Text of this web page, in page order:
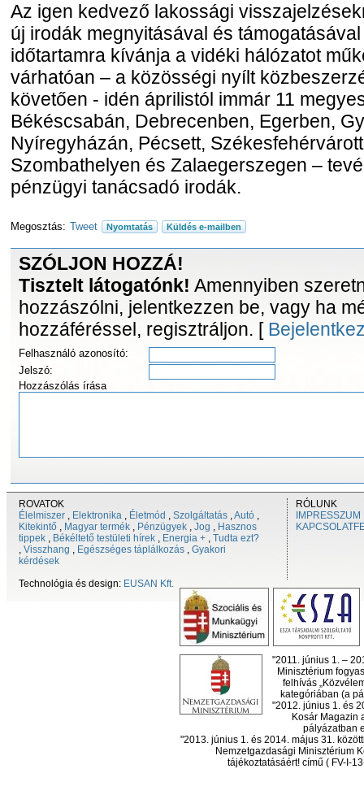
Az igen kedvező lakossági
új irodák megnyitásával és
időtartamra kívánja a vidéki hálózatot
várhatóan – a közösségi nyílt
követően - idén áprilistól immár 11
Békéscsabán, Debrecenben, Egerben,
Nyíregyházán, Pécsett,
Szombathelyen és Zalaegerszegen –
pénzügyi tanácsadó irodák.
Megosztás: Tweet Nyomtatás Küldés e-mailben
SZÓLJON HOZZÁ!
Tisztelt látogatónk! Amennyiben
hozzászólni, jelentkezzen be, vagy ha
hozzáféréssel, regisztráljon. [
Felhasználó azonosító:
Jelszó:
Hozzászólás írása
ROVATOK
Élelmiszer , Elektronika , Életmód , Szolgáltatás ,Autó ,
Kitekintő , Magyar termék , Pénzügyek , Jog , Hasznos
tippek , Békéltető testületi hírek , Energia + , Tudta ezt?
, Visszhang , Egészséges táplálkozás , Gyakori
kérdések
Technológia és design: EUSAN Kft.
RÓLUNK
IMPRESSZUM
"2011. június 1. –
Minisztérium
felhívás
kategóriában (a
"2012. június 1. és
Kosár Magazin
pályázatban
"2013. június 1. és 2014. május 31.
Nemzetgazdasági Minisztérium
tájékoztatásáért! című ( FV-I-